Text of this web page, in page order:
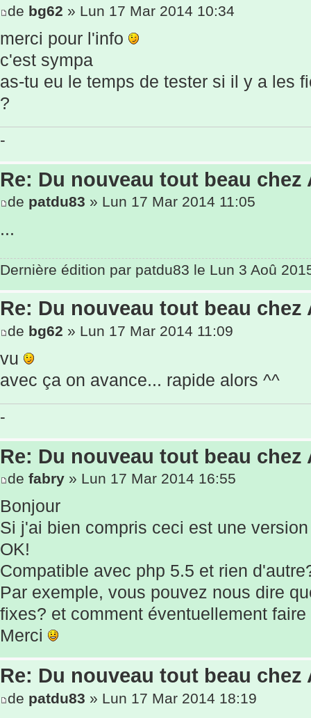
de bg62 » Lun 17 Mar 2014 10:34
merci pour l'info
c'est sympa
as-tu eu le temps de tester si il y a les
?
-
Re: Du nouveau tout beau chez
de patdu83 » Lun 17 Mar 2014 11:05
...
Dernière édition par patdu83 le Lun 3 Aoû
Re: Du nouveau tout beau chez
de bg62 » Lun 17 Mar 2014 11:09
vu
avec ça on avance... rapide alors ^^
-
Re: Du nouveau tout beau chez
de fabry » Lun 17 Mar 2014 16:55
Bonjour
Si j'ai bien compris ceci est une
OK!
Compatible avec php 5.5 et rien
Par exemple, vous pouvez nous dire
fixes? et comment éventuellement
Merci
Re: Du nouveau tout beau chez
de patdu83 » Lun 17 Mar 2014 18:19